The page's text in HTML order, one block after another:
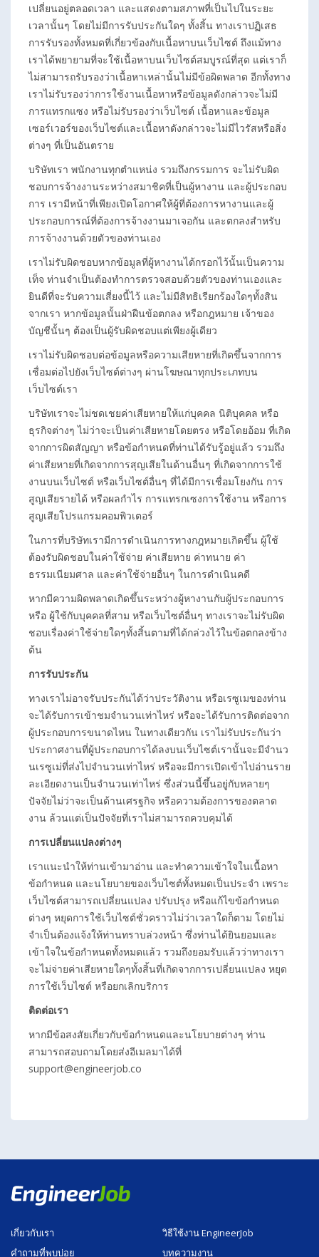
เปลี่ยนอยู่ตลอดเวลา และแสดงตามสภาพที่เป็นไปในระยะ
เวลานั้นๆ โดยไม่มีการรับประกันใดๆ ทั้งสิ้น ทางเราปฏิเสธ
การรับรองทั้งหมดที่เกี่ยวข้องกับเนื้อหาบนเว็บไซต์ ถึงแม้ทาง
เราได้พยายามที่จะใช้เนื้อหาบนเว็บไซต์สมบูรณ์ที่สุด แต่เราก็
ไม่สามารถรับรองว่าเนื้อหาเหล่านั้นไม่มีข้อผิดพลาด อีกทั้งทาง
เราไม่รับรองว่าการใช้งานเนื้อหาหรือข้อมูลดังกล่าวจะไม่มี
การแทรกแซง หรือไม่รับรองว่าเว็บไซต์ เนื้อหาและข้อมูล
เซอร์เวอร์ของเว็บไซต์และเนื้อหาดังกล่าวจะไม่มีไวรัสหรือสิ่ง
ต่างๆ ที่เป็นอันตราย
บริษัทเรา พนักงานทุกตำแหน่ง รวมถึงกรรมการ จะไม่รับผิด
ชอบการจ้างงานระหว่างสมาชิคที่เป็นผู้หางาน และผู้ประกอบ
การ เรามีหน้าที่เพียงเปิดโอกาศให้ผู้ที่ต้องการหางานและผู้
ประกอบการณ์ที่ต้องการจ้างงานมาเจอกัน และตกลงสำหรับ
การจ้างงานด้วยตัวของท่านเอง
เราไม่รับผิดชอบหากข้อมูลที่ผู้หางานได้กรอกไว้นั้นเป็นความ
เท็จ ท่านจำเป็นต้องทำการตรวจสอบด้วยตัวของท่านเองและ
ยินดีที่จะรับความเสี่ยงนี้ไว้ และไม่มีสิทธิเรียกร้องใดๆทั้งสิน
จากเรา หากข้อมูลนั้นฝ่าฝืนข้อตกลง หรือกฎหมาย เจ้าของ
บัญชีนั้นๆ ต้องเป็นผู้รับผิดชอบแต่เพียงผู้เดียว
เราไม่รับผิดชอบต่อข้อมูลหรือความเสียหายที่เกิดขึ้นจากการ
เชื่อมต่อไปยังเว็บไซต์ต่างๆ ผ่านโฆษณาทุกประเภทบน
เว็บไซต์เรา
บริษัทเราจะไม่ชดเชยค่าเสียหายให้แก่บุคคล นิติบุคคล หรือ
ธุรกิจต่างๆ ไม่ว่าจะเป็นค่าเสียหายโดยตรง หรือโดยอ้อม ที่เกิด
จากการผิดสัญญา หรือข้อกำหนดที่ท่านได้รับรู้อยู่แล้ว รวมถึง
ค่าเสียหายที่เกิดจากการสุญเสียในด้านอื่นๆ ที่เกิดจากการใช้
งานบนเว็บไซต์ หรือเว็บไซต์อื่นๆ ที่ได้มีการเชื่อมโยงกัน การ
สูญเสียรายได้ หรือผลกำไร การแทรกเซงการใช้งาน หรือการ
สูญเสียโปรแกรมคอมพิวเตอร์
ในการที่บริษัทเรามีการดำเนินการทางกฎหมายเกิดขึ้น ผู้ใช้
ต้องรับผิดชอบในค่าใช้จ่าย ค่าเสียหาย ค่าทนาย ค่า
ธรรมเนียมศาล และค่าใช้จ่ายอื่นๆ ในการดำเนินคดี
หากมีความผิดพลาดเกิดขึ้นระหว่างผู้หางานกับผู้ประกอบการ
หรือ ผู้ใช้กับบุคคลที่สาม หรือเว็บไซต์อื่นๆ ทางเราจะไม่รับผิด
ชอบเรื่องค่าใช้จ่ายใดๆทั้งสิ้นตามที่ได้กล่วงไว้ในข้อตกลงข้าง
ต้น
การรับประกัน
ทางเราไม่อาจรับประกันได้ว่าประวัติงาน หรือเรซูเมของท่าน
จะได้รับการเข้าชมจำนวนเท่าไหร่ หรือจะได้รับการติดต่อจาก
ผู้ประกอบการขนาดไหน ในทางเดียวกัน เราไม่รับประกันว่า
ประกาศงานที่ผู้ประกอบการได้ลงบนเว็บไซต์เรานั้นจะมีจำนว
นเรซูเม่ที่ส่งไปจำนวนเท่าไหร่ หรือจะมีการเปิดเข้าไปอ่านราย
ละเอียดงานเป็นจำนวนเท่าไหร่ ซึ่งส่วนนี้ขึ้นอยู่กับหลายๆ
ปัจจัยไม่ว่าจะเป็นด้านเศรฐกิจ หรือความต้องการของตลาด
งาน ล้วนแต่เป็นปัจจัยที่เราไม่สามารถควบคุมได้
การเปลี่ยนแปลงต่างๆ
เราแนะนำให้ท่านเข้ามาอ่าน และทำความเข้าใจในเนื้อหา
ข้อกำหนด และนโยบายของเว็บไซต์ทั้งหมดเป็นประจำ เพราะ
เว็บไซต์สามารถเปลี่ยนแปลง ปรับปรุง หรือแก้ไขข้อกำหนด
ต่างๆ หยุดการใช้เว็บไซต์ชั่วคราวไม่ว่าเวลาใดก็ตาม โดยไม่
จำเป็นต้องแจ้งให้ท่านทราบล่วงหน้า ซึ่งท่านได้ยินยอมและ
เข้าใจในข้อกำหนดทั้งหมดแล้ว รวมถึงยอมรับแล้วว่าทางเรา
จะไม่จ่ายค่าเสียหายใดๆทั้งสิ้นที่เกิดจากการเปลี่ยนแปลง หยุด
การใช้เว็บไซต์ หรือยกเลิกบริการ
ติดต่อเรา
หากมีข้อสงสัยเกี่ยวกับข้อกำหนดและนโยบายต่างๆ ท่าน
สามารถสอบถามโดยส่งอีเมลมาได้ที่
support@engineerjob.co
เกี่ยวกับเรา
คำถามที่พบบ่อย
วิธีใช้งาน EngineerJob
บทความงาน